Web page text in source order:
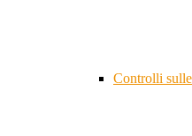
Controlli